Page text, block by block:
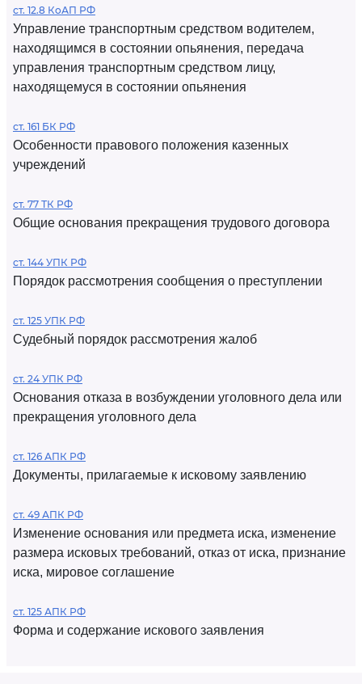
ст. 12.8 КоАП РФ
Управление транспортным средством водителем,
находящимся в состоянии опьянения, передача
управления транспортным средством лицу,
находящемуся в состоянии опьянения
ст. 161 БК РФ
Особенности правового положения казенных
учреждений
ст. 77 ТК РФ
Общие основания прекращения трудового договора
ст. 144 УПК РФ
Порядок рассмотрения сообщения о преступлении
ст. 125 УПК РФ
Судебный порядок рассмотрения жалоб
ст. 24 УПК РФ
Основания отказа в возбуждении уголовного дела или
прекращения уголовного дела
ст. 126 АПК РФ
Документы, прилагаемые к исковому заявлению
ст. 49 АПК РФ
Изменение основания или предмета иска, изменение
размера исковых требований, отказ от иска, признание
иска, мировое соглашение
ст. 125 АПК РФ
Форма и содержание искового заявления